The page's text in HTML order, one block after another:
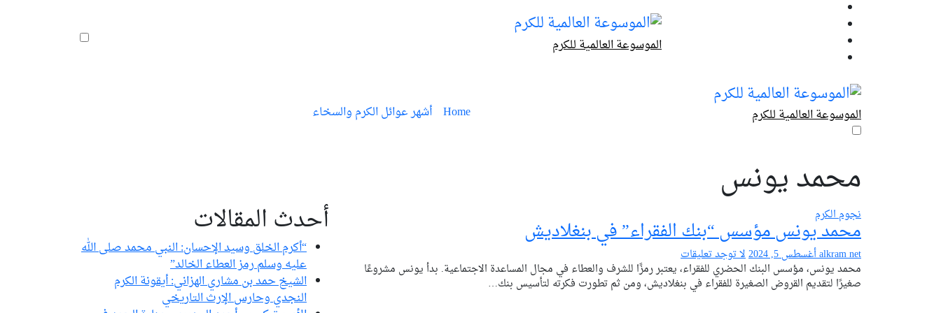
الموسوعة العالمية للكرم
الموسوعة العالمية للكرم Home أشهر عوائل الكرم والسخاء
محمد يونس
نجوم الكرم
محمد يونس مؤسس “بنك الفقراء” في بنغلاديش
alkram netأغسطس 5, 2024 لا توجد تعليقات
محمد يونس، مؤسس البنك الحضري للفقراء، يعتبر رمزًا للشرف والعطاء في مجال المساعدة الاجتماعية. بدأ يونس مشروعًا
صغيرًا لتقديم القروض الصغيرة للفقراء في بنغلاديش، ومن ثم تطورت فكرته لتأسيس بنك…
أحدث المقالات
“أكرم الخلق وسيد الإحسان: النبي محمد صلى الله
عليه وسلم رمز العطاء الخالد”
الشيخ حمد بن مشاري الهزاني: أيقونة الكرم
النجدي وحارس الإرث التاريخي